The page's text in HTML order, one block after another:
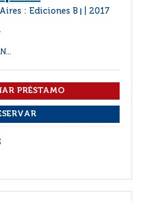
: Ediciones B 2017